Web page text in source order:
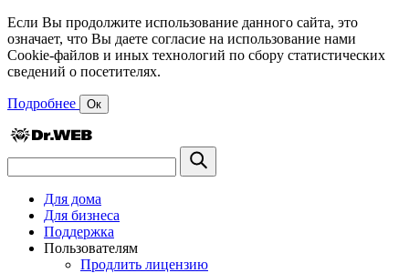
Если Вы продолжите использование данного сайта, это
означает, что Вы даете согласие на использование нами
Cookie-файлов и иных технологий по сбору статистических
сведений о посетителях.
Подробнее Ок
Для дома
Для бизнеса
Поддержка
Пользователям
Продлить лицензию